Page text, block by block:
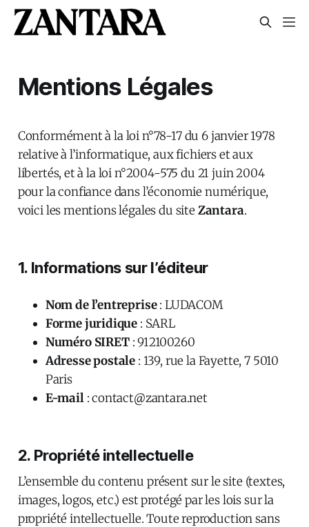
Mentions Légales
Conformément à la loi n°78-17 du 6 janvier 1978
relative à l’informatique, aux fichiers et aux
libertés, et à la loi n°2004-575 du 21 juin 2004
pour la confiance dans l’économie numérique,
voici les mentions légales du site Zantara.
1. Informations sur l’éditeur
Nom de l’entreprise: LUDACOM
Forme juridique : SARL
Numéro SIRET: 912100260
Adresse postale : 139, rue la Fayette, 7 5010
Paris
E-mail: contact@zantara.net
2. Propriété intellectuelle
L’ensemble du contenu présent sur le site (textes,
images, logos, etc.) est protégé par les lois sur la
propriété intellectuelle. Toute reproduction sans